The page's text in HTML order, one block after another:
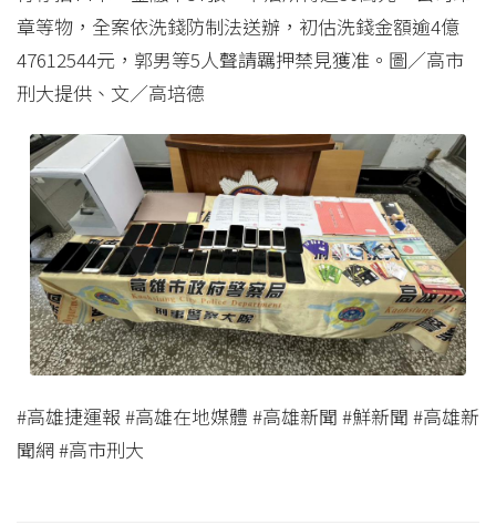
章等物，全案依洗錢防制法送辦，初估洗錢金額逾4億
47612544元，郭男等5人聲請羈押禁見獲准。圖／高市
刑大提供、文／高培德
#高雄捷運報 #高雄在地媒體 #高雄新聞 #鮮新聞 #高雄新
聞網 #高市刑大